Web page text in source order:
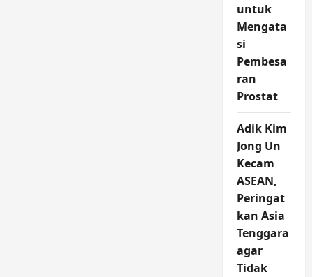
untuk
Mengata
si
Pembesa
ran
Prostat
Adik Kim
Jong Un
Kecam
ASEAN,
Peringat
kan Asia
Tenggara
agar
Tidak